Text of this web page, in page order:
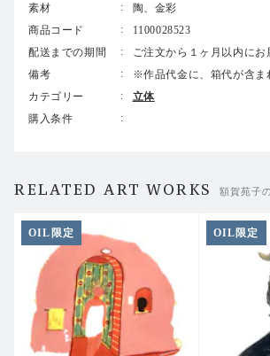
素材
陶、金彩
商品コード
1100028523
配送までの期間
ご注文から１ヶ月以内にお
備考
※作品代金に、箱代が含ま
カテゴリー
立体
購入条件
RELATED ART WORKS 額賀苑子
OIL限定 OIL限定